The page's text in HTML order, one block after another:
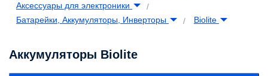
Аксессуары для электроники
Батарейки, Аккумуляторы, Инверторы
Biolite
Аккумуляторы Biolite